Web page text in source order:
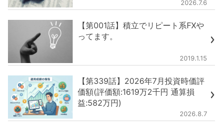
2026.7.6
【第001話】積立でリピート系FXや
ってます。
2019.1.15
【第339話】2026年7月投資時価評
価額(評価額:1619万2千円 通算損
益:582万円)
2026.8.7